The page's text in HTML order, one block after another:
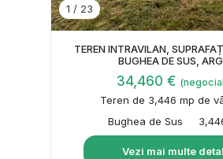
1 / 23
TEREN INTRAVILAN,
BUGHEA DE SUS,
34,460 €
Teren de 3,446 mp de
Bughea de Sus
Vezi mai multe